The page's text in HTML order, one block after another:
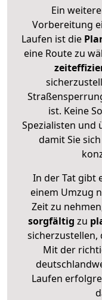
Ein
Vorbereitung
Laufen ist die
eine Route zu
ist. Keine
Spezialisten und
damit Sie
In der Tat gibt
einem Umzug
Zeit zu
sorgfältig zu
sicherzustellen,
Mit der
Laufen